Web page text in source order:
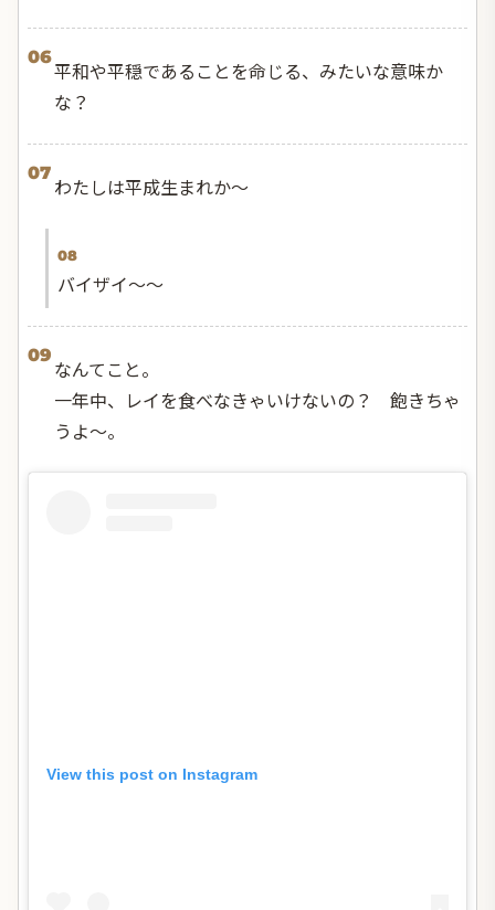
06
平和や平穏であることを命じる、みたいな意味か
な？
07
わたしは平成生まれか〜
08
バイザイ〜〜
09
なんてこと。
一年中、レイを食べなきゃいけないの？ 飽きちゃ
うよ〜。
View this post on Instagram